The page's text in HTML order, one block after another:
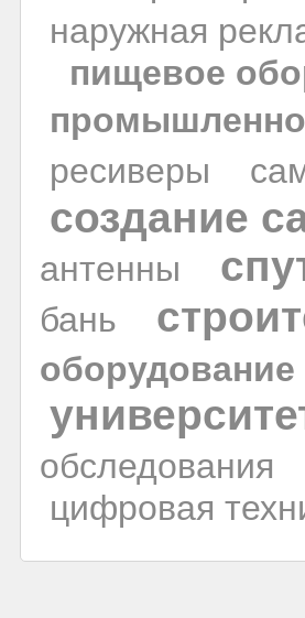
наружная
пищевое
ресиверы
создание
антенны
бань
оборудование
обследования
цифровая